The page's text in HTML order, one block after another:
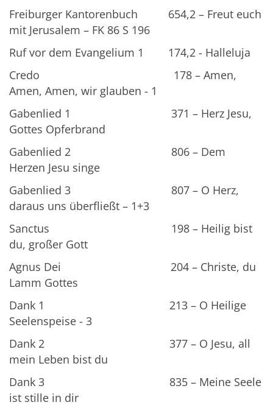
Freiburger Kantorenbuch 654,2 – Freut euch
mit Jerusalem – FK 86 S 196
Ruf vor dem Evangelium 1 174,2 - Halleluja
Credo 178 – Amen,
Amen, Amen, wir glauben - 1
Gabenlied 1 371 – Herz Jesu,
Gottes Opferbrand
Gabenlied 2 806 – Dem
Herzen Jesu singe
Gabenlied 3 807 – O Herz,
daraus uns überfließt – 1+3
Sanctus 198 – Heilig bist
du, großer Gott
Agnus Dei 204 – Christe, du
Lamm Gottes
Dank 1 213 – O Heilige
Seelenspeise - 3
Dank 2 377 – O Jesu, all
mein Leben bist du
Dank 3 835 – Meine Seele
ist stille in dir